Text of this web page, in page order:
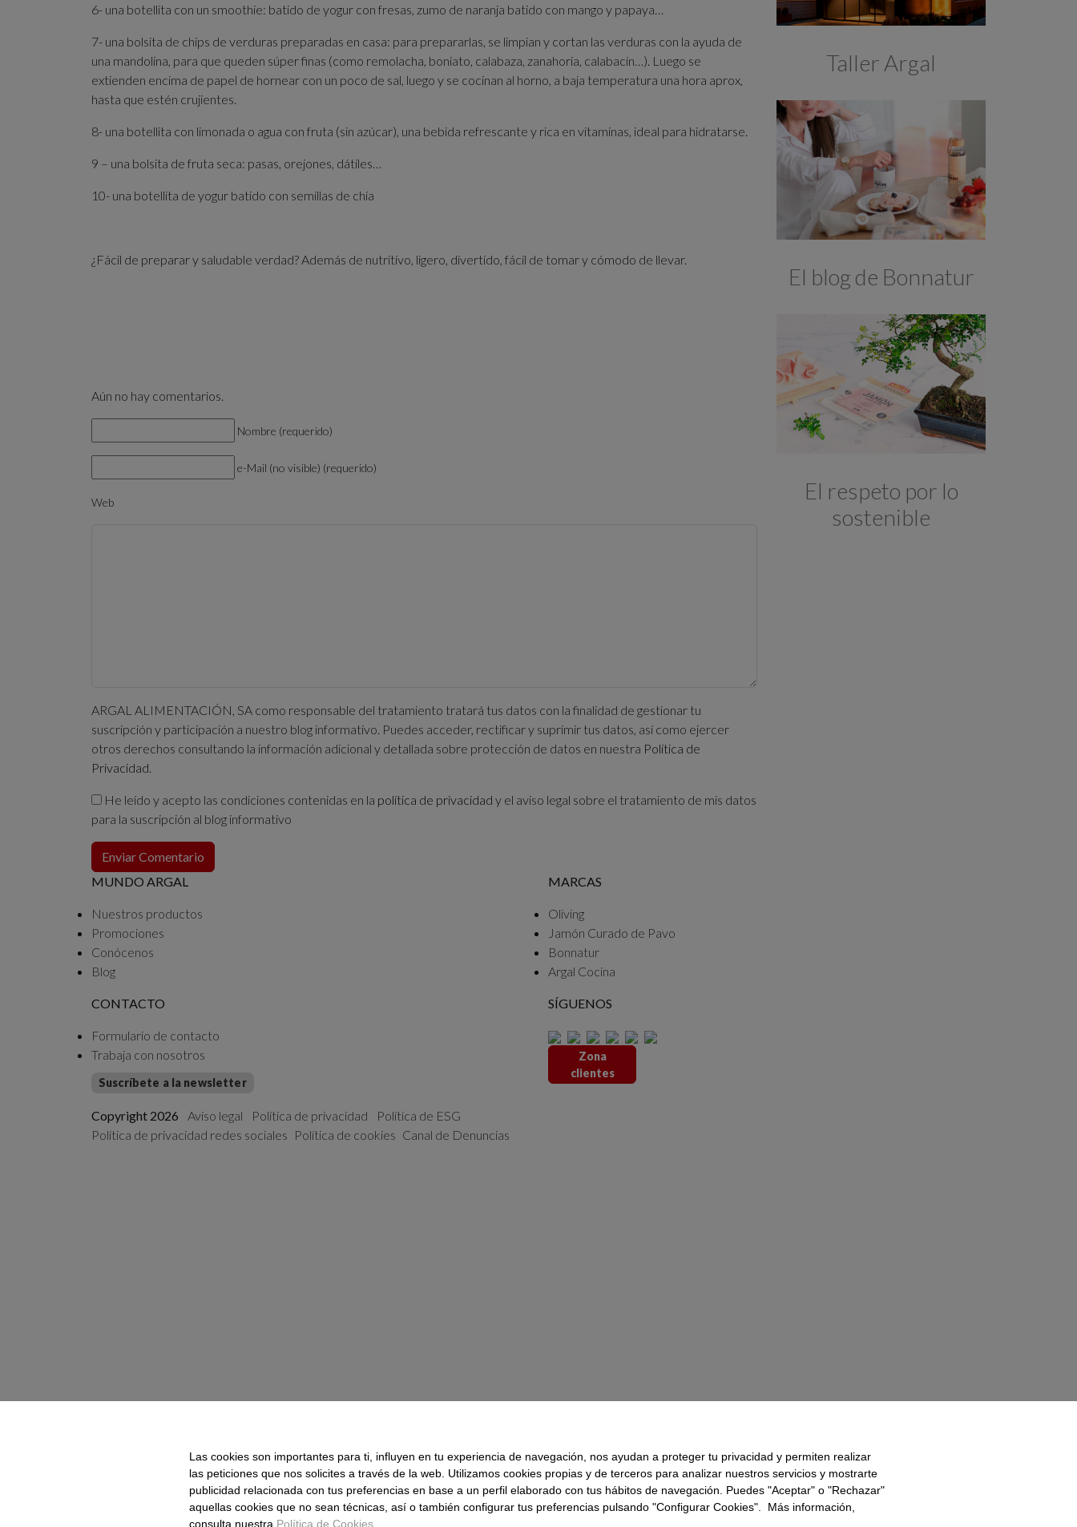
6- una botellita con un smoothie: batido de yogur con fresas, zumo de naranja batido con mango y papaya…
7- una bolsita de chips de verduras preparadas en casa: para prepararlas, se limpian y cortan las verduras con la ayuda de
una mandolina, para que queden súper finas (como remolacha, boniato, calabaza, zanahoria, calabacín…). Luego se
extienden encima de papel de hornear con un poco de sal, luego y se cocinan al horno, a baja temperatura una hora aprox,
hasta que estén crujientes.
8- una botellita con limonada o agua con fruta (sin azúcar), una bebida refrescante y rica en vitaminas, ideal para hidratarse.
9 – una bolsita de fruta seca: pasas, orejones, dátiles…
10- una botellita de yogur batido con semillas de chía
¿Fácil de preparar y saludable verdad? Además de nutritivo, ligero, divertido, fácil de tomar y cómodo de llevar.
Aún no hay comentarios.
Nombre (requerido)
e-Mail (no visible) (requerido)
Web
ARGAL ALIMENTACIÓN, SA como responsable del tratamiento tratará tus datos con la finalidad de gestionar tu
suscripción y participación a nuestro blog informativo. Puedes acceder, rectificar y suprimir tus datos, así como ejercer
otros derechos consultando la información adicional y detallada sobre protección de datos en nuestra Política de
Privacidad.
He leído y acepto las condiciones contenidas en la política de privacidad y el aviso legal sobre el tratamiento de mis datos
para la suscripción al blog informativo
Taller Argal
El blog de Bonnatur
El respeto por lo
sostenible
MUNDO ARGAL
Nuestros productos
Promociones
Conócenos
Blog
MARCAS
Oliving
Jamón Curado de Pavo
Bonnatur
Argal Cocina
CONTACTO
Formulario de contacto
Trabaja con nosotros
Suscríbete a la newsletter
SÍGUENOS
Zona
clientes
Copyright 2026 Aviso legal Política de privacidad
Política de ESG
Política de privacidad redes sociales Política de cookies Canal de Denuncias
Las cookies son importantes para ti, influyen en tu experiencia de navegación, nos ayudan a proteger tu privacidad y permiten realizar
las peticiones que nos solicites a través de la web. Utilizamos cookies propias y de terceros para analizar nuestros servicios y mostrarte
publicidad relacionada con tus preferencias en base a un perfil elaborado con tus hábitos de navegación. Puedes "Aceptar" o "Rechazar"
aquellas cookies que no sean técnicas, así o también configurar tus preferencias pulsando "Configurar Cookies". Más información,
consulta nuestra Política de Cookies